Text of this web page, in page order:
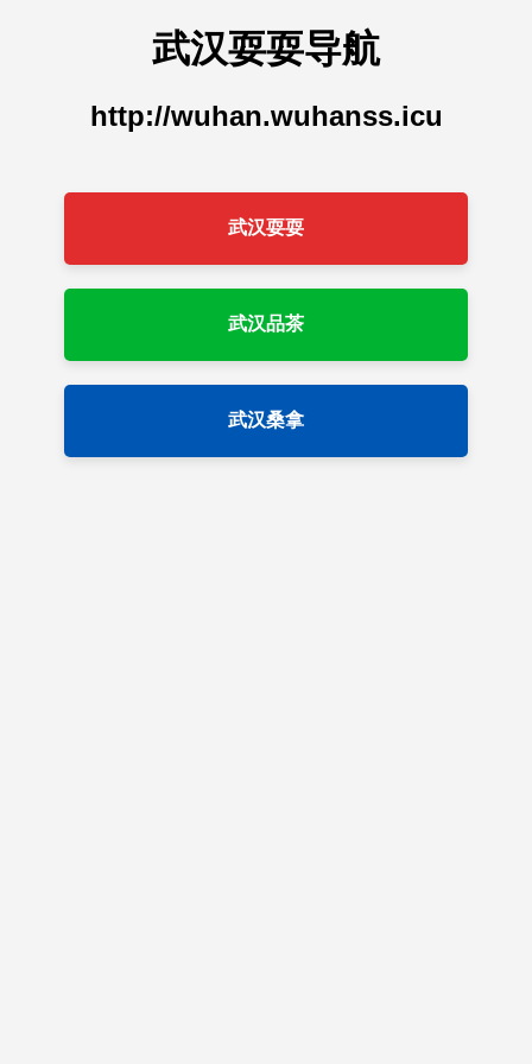
武汉耍耍导航
http://wuhan.wuhanss.icu
武汉耍耍
武汉品茶
武汉桑拿